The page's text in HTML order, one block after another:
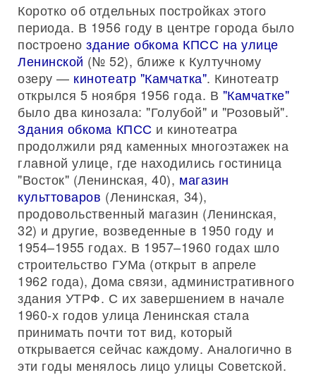
Коротко об отдельных постройках этого
периода. В 1956 году в центре города было
построеноздание обкома КПСС на улице
Ленинской (№ 52), ближе к Култучному
озеру — кинотеатр "Камчатка". Кинотеатр
открылся 5 ноября 1956 года. В "Камчатке"
было два кинозала: "Голубой" и "Розовый".
Здания обкома КПСС и кинотеатра
продолжили ряд каменных многоэтажек на
главной улице, где находились гостиница
"Восток" (Ленинская, 40), магазин
культтоваров (Ленинская, 34),
продовольственный магазин (Ленинская,
32) и другие, возведенные в 1950 году и
1954–1955 годах. В 1957–1960 годах шло
строительство ГУМа (открыт в апреле
1962 года), Дома связи, административного
здания УТРФ. С их завершением в начале
1960-х годов улица Ленинская стала
принимать почти тот вид, который
открывается сейчас каждому. Аналогично в
эти годы менялось лицо улицы Советской.